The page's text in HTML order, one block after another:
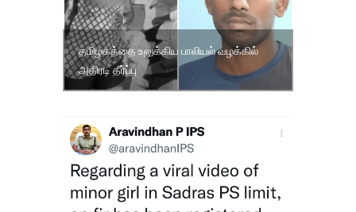
தமிழகத்தை உலுக்கிய பாலியல் வழக்கில்
அதிரடி தீர்ப்பு